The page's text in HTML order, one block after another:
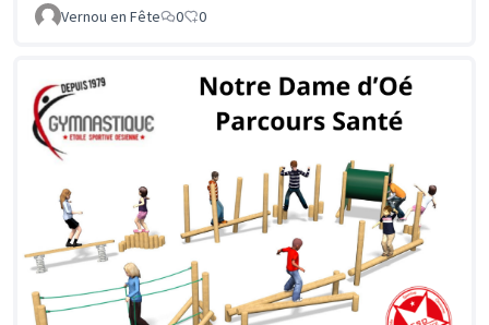
Vernou en Fête 0 0